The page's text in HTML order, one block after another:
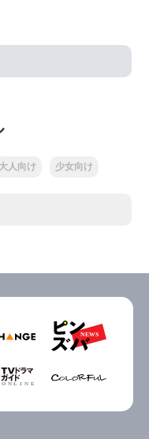
大人向け 少女向け